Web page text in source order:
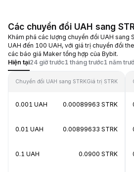
Các chuyển đổi UAH sang
Khám phá các lượng chuyển đổi UAH sang
UAH đến 100 UAH, với giá trị chuyển đổi
các báo giá Maker tổng hợp của Bybit.
Hiện tại24 giờ trước1 tháng trước1 năm
Chuyển đổi UAH sang STRKGiá trị STRK
0.001 UAH 0.00089963 STRK
0.01 UAH 0.00899633 STRK
0.1 UAH 0.0900 STRK